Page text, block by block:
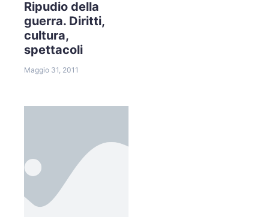
Ripudio della
guerra. Diritti,
cultura,
spettacoli
Maggio 31, 2011